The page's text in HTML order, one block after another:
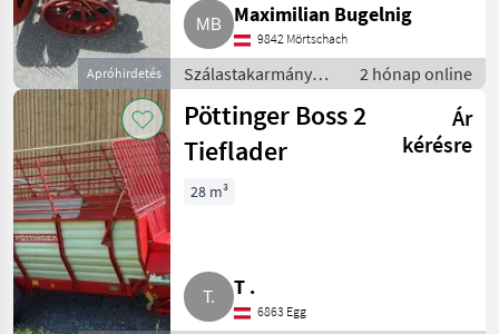
Apróhirdetés
Maximilian Bugelnig
9842 Mörtschach
Szálastakarmány
betakarítók / Hegyi
gépesítés
2 hónap online
Pöttinger Boss 2
Tieflader
Ár
kérésre
28 m³
T .
6863 Egg